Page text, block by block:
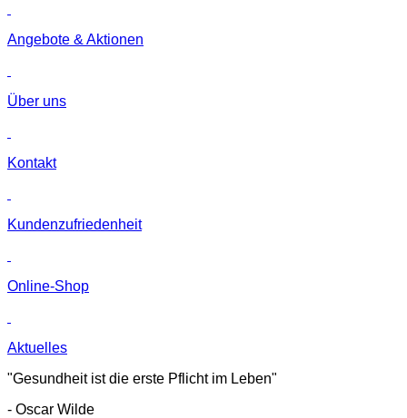
Angebote & Aktionen
Über uns
Kontakt
Kunden­zufriedenheit
Online-Shop
Aktuelles
"Gesundheit ist die erste Pflicht im Leben"
- Oscar Wilde